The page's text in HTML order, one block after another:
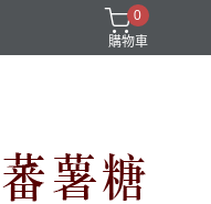
0
購物車